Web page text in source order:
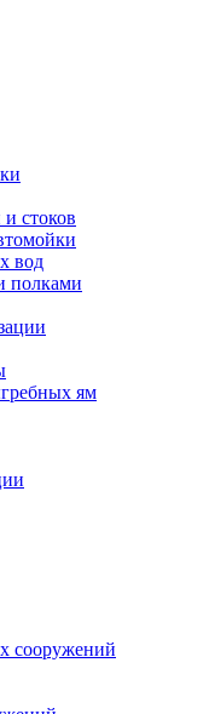
стоков
вод
полками
ям
сооружений